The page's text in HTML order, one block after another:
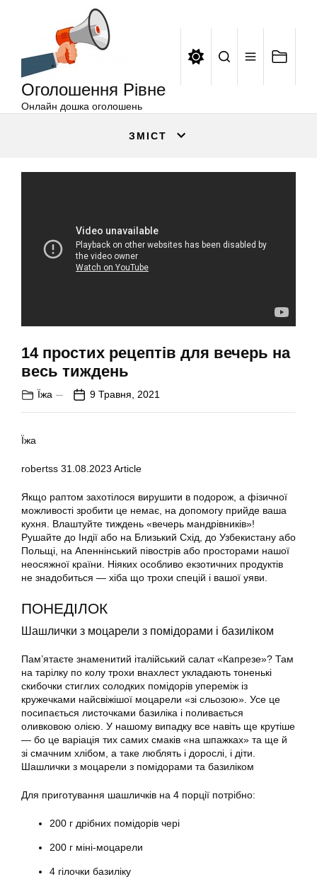
Оголошення Рівне
Онлайн дошка оголошень
ЗМІСТ
14 простих рецептів для вечерь на
весь тиждень
Їжа 9 Травня, 2021
Їжа
robertss 31.08.2023 Article
Якщо раптом захотілося вирушити в подорож, а фізичної
можливості зробити це немає, на допомогу прийде ваша
кухня. Влаштуйте тиждень «вечерь мандрівників»!
Рушайте до Індії або на Близький Схід, до Узбекистану або
Польщі, на Апеннінський півострів або просторами нашої
неосяжної країни. Ніяких особливо екзотичних продуктів
не знадобиться — хіба що трохи спецій і вашої уяви.
ПОНЕДІЛОК
Шашлички з моцарели з помідорами і базиліком
Пам’ятаєте знаменитий італійський салат «Капрезе»? Там
на тарілку по колу трохи внахлест укладають тоненькі
скибочки стиглих солодких помідорів упереміж із
кружечками найсвіжішої моцарели «зі сльозою». Усе це
посипається листочками базиліка і поливається
оливковою олією. У нашому випадку все навіть ще крутіше
— бо це варіація тих самих смаків «на шпажках» та ще й
зі смачним хлібом, а таке люблять і дорослі, і діти.
Шашлички з моцарели з помідорами та базиліком
Для приготування шашличків на 4 порції потрібно:
200 г дрібних помідорів чері
200 г міні-моцарели
4 гілочки базиліку